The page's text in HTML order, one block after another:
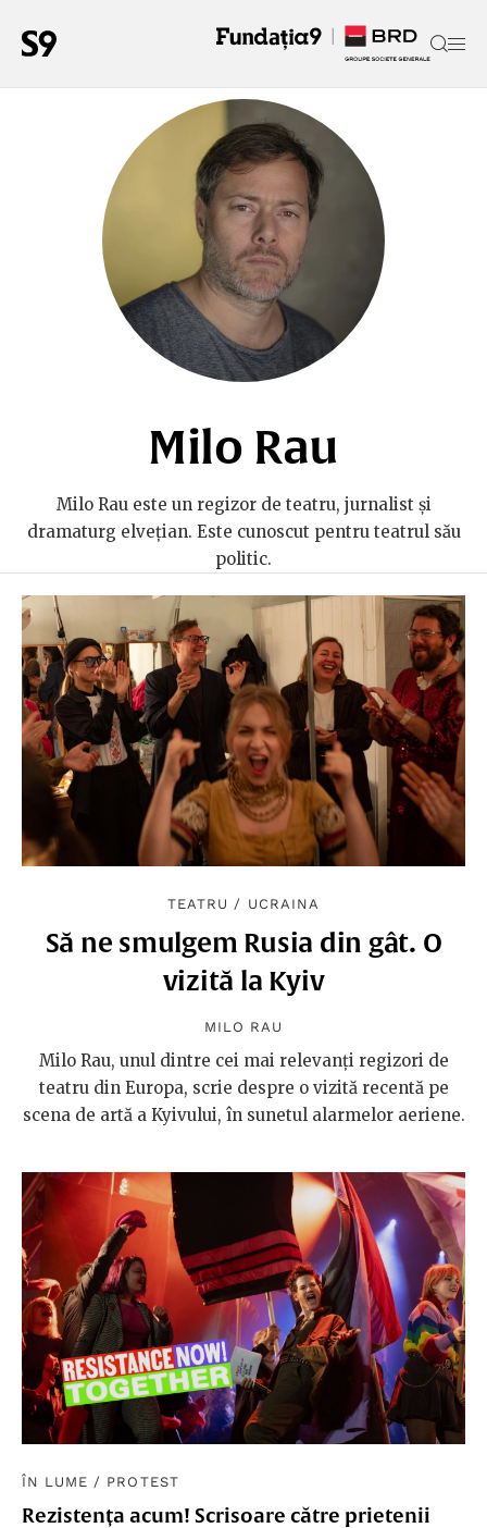
Milo Rau
Milo Rau este un regizor de teatru, jurnalist și
dramaturg elvețian. Este cunoscut pentru teatrul său
politic.
TEATRU / UCRAINA
Să ne smulgem Rusia din gât. O
vizită la Kyiv
MILO RAU
Milo Rau, unul dintre cei mai relevanți regizori de
teatru din Europa, scrie despre o vizită recentă pe
scena de artă a Kyivului, în sunetul alarmelor aeriene.
ÎN LUME / PROTEST
Rezistența acum! Scrisoare către prietenii